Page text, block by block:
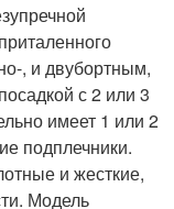
, и двубортным,
с 2 или 3
имеет 1 или 2
подплечники.
и жесткие,
Модель